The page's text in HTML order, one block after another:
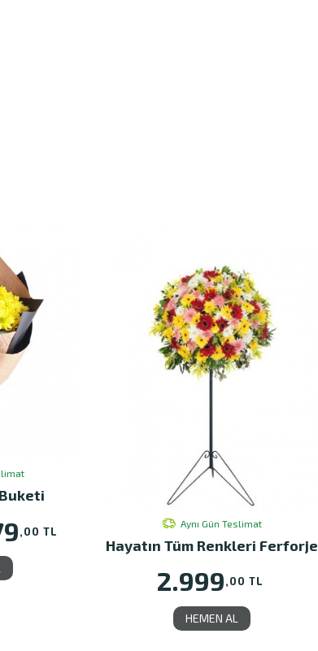
,00 TL
Aynı Gün Teslimat
Hayatın Tüm Renkleri Ferforje
2.999,00 TL
HEMEN AL